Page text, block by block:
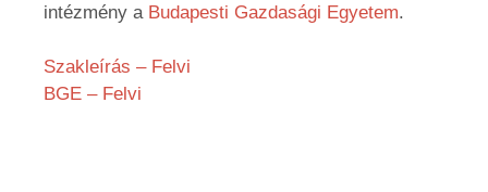
intézmény a Budapesti Gazdasági Egyetem.
Szakleírás – Felvi
BGE – Felvi